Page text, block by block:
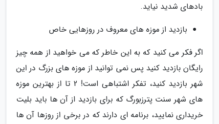
بادهای شدید نیاید.
بازدید از موزه های معروف در روزهایی خاص
اگر فکر می کنید که به این خاطر که می خواهید از همه چیز
رایگان بازدید کنید پس نمی توانید از موزه های بزرگ در این
شهر بازدید کنید، تفکر اشتباهی است! 2 تا از بهترین موزه
های شهر سنت پترزبورگ که برای بازدید از آن ها باید بلیت
خریداری نمایید، برنامه ای دارند که در برخی از روزها آن ها